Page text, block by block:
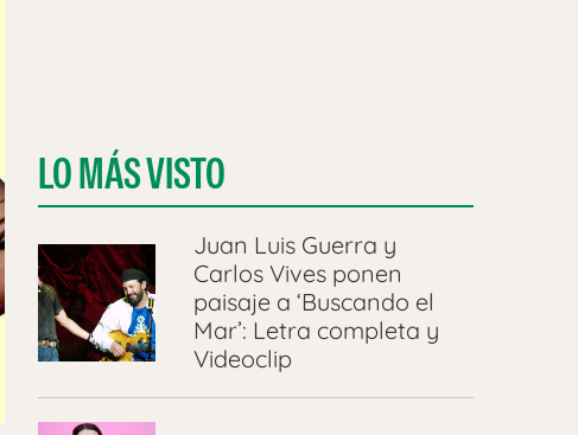
LO MÁS VISTO
Juan Luis Guerra y
Carlos Vives ponen
paisaje a ‘Buscando el
Mar’: Letra completa y
Videoclip